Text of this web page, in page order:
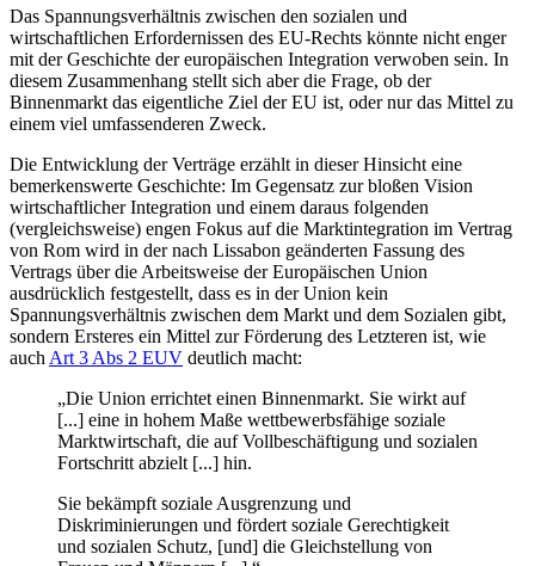
Das Spannungsverhältnis zwischen den sozialen und
wirtschaftlichen Erfordernissen des EU-Rechts könnte nicht enger
mit der Geschichte der europäischen Integration verwoben sein. In
diesem Zusammenhang stellt sich aber die Frage, ob der
Binnenmarkt das eigentliche Ziel der EU ist, oder nur das Mittel zu
einem viel umfassenderen Zweck.
Die Entwicklung der Verträge erzählt in dieser Hinsicht eine
bemerkenswerte Geschichte: Im Gegensatz zur bloßen Vision
wirtschaftlicher Integration und einem daraus folgenden
(vergleichsweise) engen Fokus auf die Marktintegration im Vertrag
von Rom wird in der nach Lissabon geänderten Fassung des
Vertrags über die Arbeitsweise der Europäischen Union
ausdrücklich festgestellt, dass es in der Union kein
Spannungsverhältnis zwischen dem Markt und dem Sozialen gibt,
sondern Ersteres ein Mittel zur Förderung des Letzteren ist, wie
auch Art 3 Abs 2 EUV deutlich macht:
„Die Union errichtet einen Binnenmarkt. Sie wirkt auf
[...] eine in hohem Maße wettbewerbsfähige soziale
Marktwirtschaft, die auf Vollbeschäftigung und sozialen
Fortschritt abzielt [...] hin.
Sie bekämpft soziale Ausgrenzung und
Diskriminierungen und fördert soziale Gerechtigkeit
und sozialen Schutz, [und] die Gleichstellung von